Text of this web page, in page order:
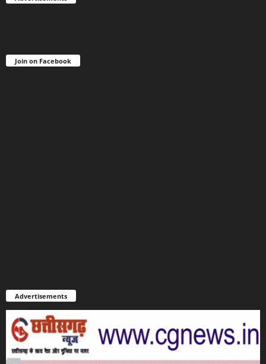
Join on Facebook
Advertisements